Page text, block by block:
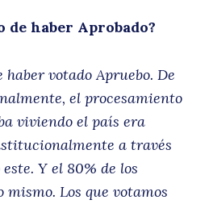
haber Aprobado?
votado Apruebo. De
el procesamiento
viviendo el país era
a través
Y el 80% de los
Los que votamos